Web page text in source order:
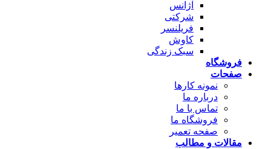
سبک زندگی
نمونه کارها
درباره ما
تماس با ما
فروشگاه ما
صفحه تعمیر
و مطالب